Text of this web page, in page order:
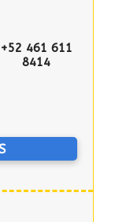
+52 461 611
8414